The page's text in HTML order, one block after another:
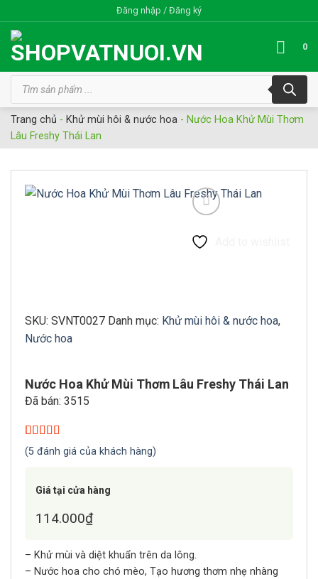
qua
nội
dung
Đăng nhập / Đăng ký
0
Tìm
kiếm
phẩm
Trang chủ - Khử mùi hôi & nước hoa - Nước Hoa Khử Mùi Thơm
Lâu Freshy Thái Lan
SKU: SVNT0027 Danh mục: Khử mùi hôi & nước hoa,
Nước hoa
Nước Hoa Khử Mùi Thơm Lâu Freshy Thái Lan
Đã bán: 3515
5.00trên 5
dựa trên
5
(5 đánh giá của khách hàng)
Giá tại cửa hàng
114.000₫
– Khử mùi và diệt khuẩn trên da lông.
– Nước hoa cho chó mèo, Tạo hương thơm nhẹ nhàng